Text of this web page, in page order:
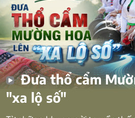
Đưa thổ cẩm
"xa lộ số"